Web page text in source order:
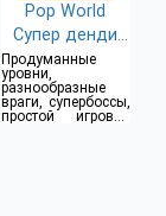
Pop World
Супер денди
оригинал
Продуманные
уровни,
разнообразные
враги, супербоссы,
простой игровой